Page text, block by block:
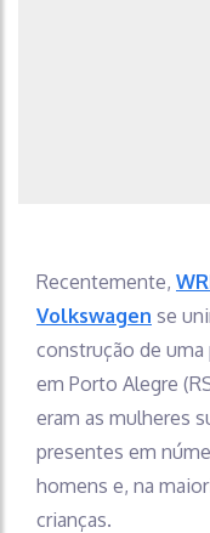
Recentemente,
Volkswagen se
construção de uma
em Porto Alegre
eram as mulheres
presentes em
homens e, na
crianças.